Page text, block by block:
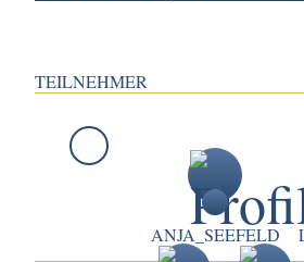
TEILNEHMER
ANJA_SEEFELD